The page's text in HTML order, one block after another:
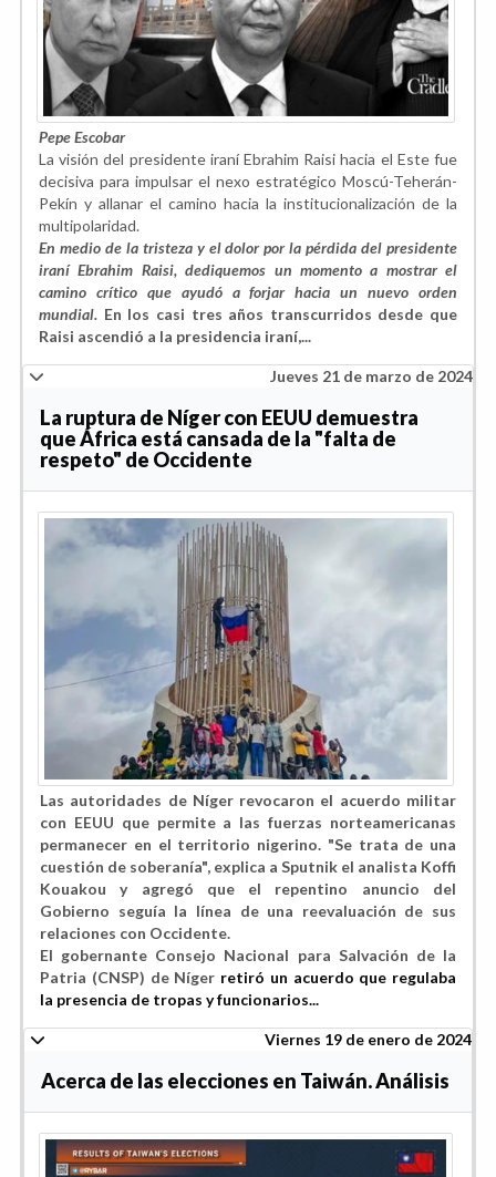
Pepe Escobar
La visión del presidente iraní Ebrahim Raisi hacia el Este fue
decisiva para impulsar el nexo estratégico Moscú-Teherán-
Pekín y allanar el camino hacia la institucionalización de la
multipolaridad.
En medio de la tristeza y el dolor por la pérdida del presidente
iraní Ebrahim Raisi, dediquemos un momento a mostrar el
camino crítico que ayudó a forjar hacia un nuevo orden
mundial. En los casi tres años transcurridos desde que
Raisi ascendió a la presidencia iraní,...
Jueves 21 de marzo de 2024
La ruptura de Níger con EEUU demuestra
que África está cansada de la "falta de
respeto" de Occidente
Las autoridades de Níger revocaron el acuerdo militar
con EEUU que permite a las fuerzas norteamericanas
permanecer en el territorio nigerino. "Se trata de una
cuestión de soberanía", explica a Sputnik el analista Koffi
Kouakou y agregó que el repentino anuncio del
Gobierno seguía la línea de una reevaluación de sus
relaciones con Occidente.
El gobernante Consejo Nacional para Salvación de la
Patria (CNSP) de Níger retiró un acuerdo que regulaba
la presencia de tropas y funcionarios...
Viernes 19 de enero de 2024
Acerca de las elecciones en Taiwán. Análisis